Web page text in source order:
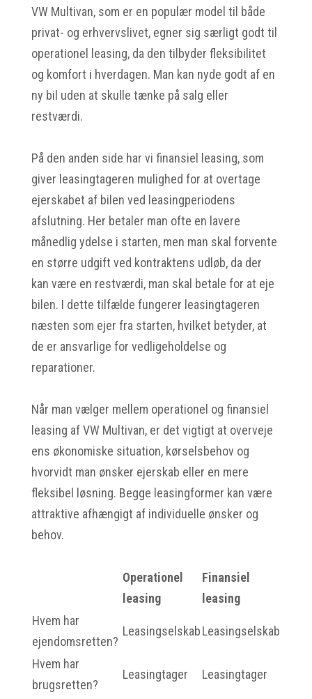
VW Multivan, som er en populær model til både
privat- og erhvervslivet, egner sig særligt godt til
operationel leasing, da den tilbyder fleksibilitet
og komfort i hverdagen. Man kan nyde godt af en
ny bil uden at skulle tænke på salg eller
restværdi.
På den anden side har vi finansiel leasing, som
giver leasingtageren mulighed for at overtage
ejerskabet af bilen ved leasingperiodens
afslutning. Her betaler man ofte en lavere
månedlig ydelse i starten, men man skal forvente
en større udgift ved kontraktens udløb, da der
kan være en restværdi, man skal betale for at eje
bilen. I dette tilfælde fungerer leasingtageren
næsten som ejer fra starten, hvilket betyder, at
de er ansvarlige for vedligeholdelse og
reparationer.
Når man vælger mellem operationel og finansiel
leasing af VW Multivan, er det vigtigt at overveje
ens økonomiske situation, kørselsbehov og
hvorvidt man ønsker ejerskab eller en mere
fleksibel løsning. Begge leasingformer kan være
attraktive afhængigt af individuelle ønsker og
behov.
Operationel
leasing
Finansiel
leasing
Hvem har
ejendomsretten?
LeasingselskabLeasingselskab
Hvem har
brugsretten?
Leasingtager Leasingtager